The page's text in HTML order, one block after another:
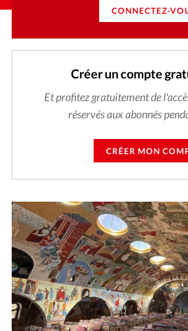
CONNECTEZ-
Créer un compte
Et profitez gratuitement de
réservés aux abonnés
CRÉER MON